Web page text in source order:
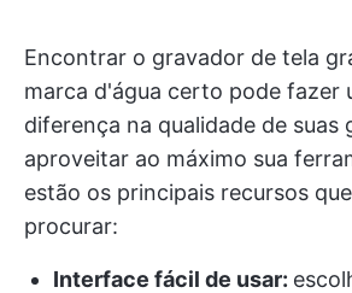
Encontrar o gravador de tela
marca d'água certo pode fazer
diferença na qualidade de suas
aproveitar ao máximo sua
estão os principais recursos
procurar:
Interface fácil de usar: